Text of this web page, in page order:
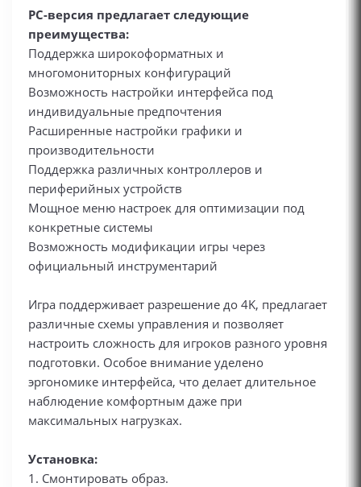
PC-версия предлагает следующие
преимущества:
Поддержка широкоформатных и
многомониторных конфигураций
Возможность настройки интерфейса под
индивидуальные предпочтения
Расширенные настройки графики и
производительности
Поддержка различных контроллеров и
периферийных устройств
Мощное меню настроек для оптимизации под
конкретные системы
Возможность модификации игры через
официальный инструментарий
Игра поддерживает разрешение до 4K, предлагает
различные схемы управления и позволяет
настроить сложность для игроков разного уровня
подготовки. Особое внимание уделено
эргономике интерфейса, что делает длительное
наблюдение комфортным даже при
максимальных нагрузках.
Установка:
1. Смонтировать образ.